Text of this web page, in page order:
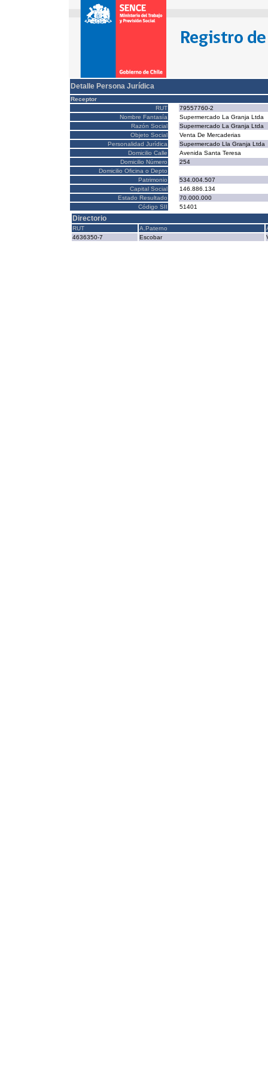
Detalle Persona Jurídica
Receptor
RUT
79557760-2
Nombre Fantasía
Supermercado La Granja Ltda
Razón Social
Supermercado La Granja Ltda
Objeto Social
Venta De Mercaderias
Personalidad Jurídica
Supermercado Lla Granja Ltda
Domicilio Calle
Avenida Santa Teresa
Domicilio Número
254
Domicilio Oficina o Depto
Patrimonio
534.004.507
Capital Social
146.886.134
Estado Resultado
70.000.000
Código SII
51401
Directorio
RUT A.Paterno
4636350-7
Escobar